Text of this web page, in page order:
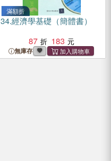
滿額折
34.經濟學基礎（簡體書）
87
183
無庫存